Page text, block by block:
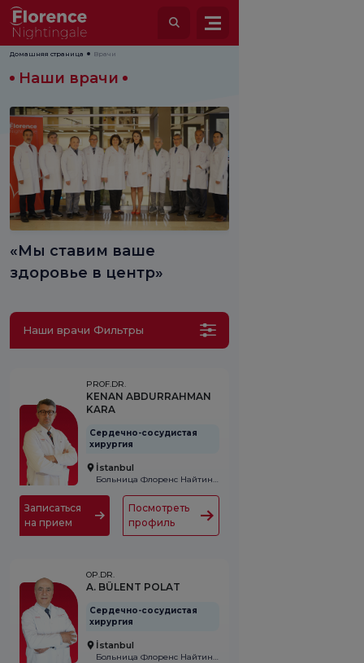
Домашняя страница Врачи
Наши врачи
«Мы ставим ваше
здоровье в центр»
Наши врачи Фильтры
PROF.DR.
KENAN ABDURRAHMAN
KARA
Сердечно-сосудистая
хирургия
İstanbul
Больница Флоренс Найтингейл
Записаться
на прием
Посмотреть
профиль
OP.DR.
A. BÜLENT POLAT
Сердечно-сосудистая
хирургия
İstanbul
Больница Флоренс Найтингейл